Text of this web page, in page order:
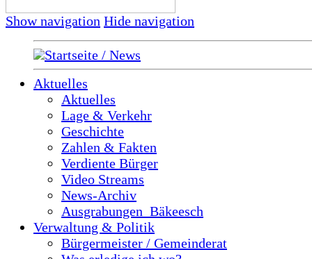
Show navigation Hide navigation
Startseite / News
Aktuelles
Aktuelles
Lage & Verkehr
Geschichte
Zahlen & Fakten
Verdiente Bürger
Video Streams
News-Archiv
Ausgrabungen_Bäkeesch
Verwaltung & Politik
Bürgermeister / Gemeinderat